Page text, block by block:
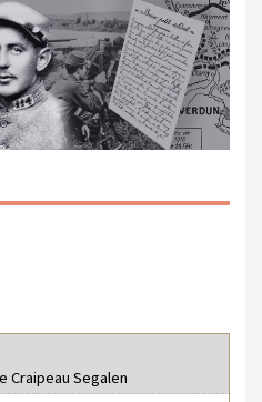
Craipeau Segalen